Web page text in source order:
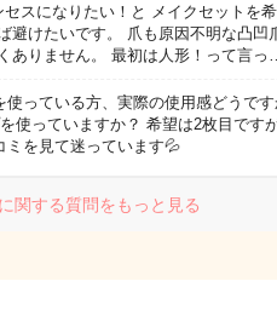
スになりたい！と メイクセットを
避けたいです。 爪も原因不明な凸凹
ありません。 最初は人形！って言っ
使っている方、実際の使用感どうで
使っていますか？ 希望は2枚目です
ミを見て迷っています💦
関する質問をもっと見る